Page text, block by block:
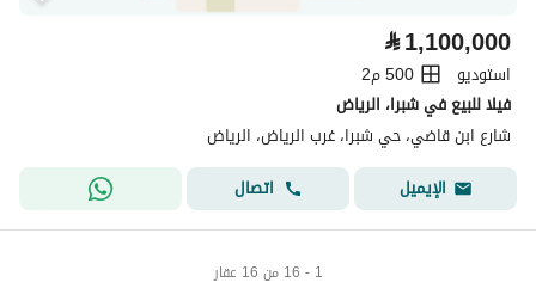
⃁1,100,000
استوديو
500 م2
فيلا للبيع في شبرا، الرياض
شارع ابن قاضي، حي شبرا، غرب الرياض، الرياض
الإيميل
اتصال
1 - 16 من 16 عقار